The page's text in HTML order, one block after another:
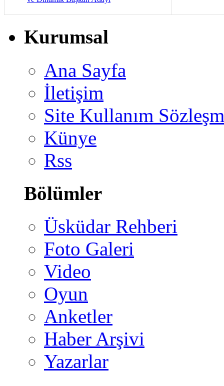
Kurumsal
Ana Sayfa
İletişim
Site Kullanım
Künye
Rss
Bölümler
Üsküdar Rehberi
Foto Galeri
Video
Oyun
Anketler
Haber Arşivi
Yazarlar